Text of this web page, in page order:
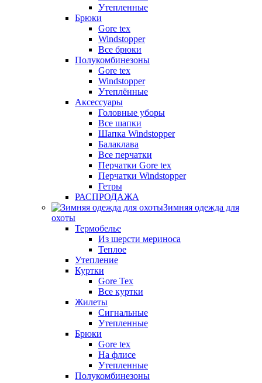
Утепленные
Брюки
Gore tex
Windstopper
Все брюки
Полукомбинезоны
Gore tex
Windstopper
Утеплённые
Аксессуары
Головные уборы
Все шапки
Шапка Windstopper
Балаклава
Все перчатки
Перчатки Gore tex
Перчатки Windstopper
Гетры
РАСПРОДАЖА
Зимняя одежда для
охоты
Термобелье
Из шерсти мериноса
Теплое
Утепление
Куртки
Gore Tex
Все куртки
Жилеты
Сигнальные
Утепленные
Брюки
Gore tex
На флисе
Утепленные
Полукомбинезоны